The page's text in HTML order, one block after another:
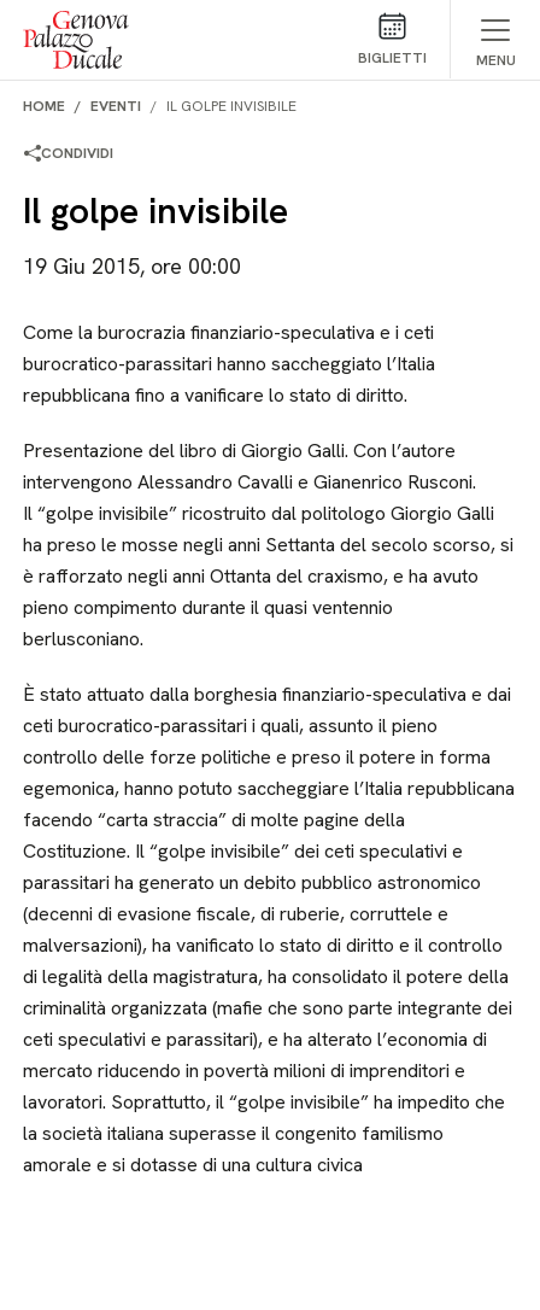
Salta al contenuto
BIGLIETTI MENU
HOME EVENTI IL GOLPE INVISIBILE
CONDIVIDI
Il golpe invisibile
19 Giu 2015, ore 00:00
Come la burocrazia finanziario-speculativa e i ceti
burocratico-parassitari hanno saccheggiato l’Italia
repubblicana fino a vanificare lo stato di diritto.
Presentazione del libro di Giorgio Galli. Con l’autore
intervengono Alessandro Cavalli e Gianenrico Rusconi.
Il “golpe invisibile” ricostruito dal politologo Giorgio Galli
ha preso le mosse negli anni Settanta del secolo scorso, si
è rafforzato negli anni Ottanta del craxismo, e ha avuto
pieno compimento durante il quasi ventennio
berlusconiano.
È stato attuato dalla borghesia finanziario-speculativa e dai
ceti burocratico-parassitari i quali, assunto il pieno
controllo delle forze politiche e preso il potere in forma
egemonica, hanno potuto saccheggiare l’Italia repubblicana
facendo “carta straccia” di molte pagine della
Costituzione. Il “golpe invisibile” dei ceti speculativi e
parassitari ha generato un debito pubblico astronomico
(decenni di evasione fiscale, di ruberie, corruttele e
malversazioni), ha vanificato lo stato di diritto e il controllo
di legalità della magistratura, ha consolidato il potere della
criminalità organizzata (mafie che sono parte integrante dei
ceti speculativi e parassitari), e ha alterato l’economia di
mercato riducendo in povertà milioni di imprenditori e
lavoratori. Soprattutto, il “golpe invisibile” ha impedito che
la società italiana superasse il congenito familismo
amorale e si dotasse di una cultura civica